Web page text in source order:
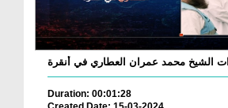
الشيخ محمد عمران العطاري في أنقرة
Duration: 00:01:28